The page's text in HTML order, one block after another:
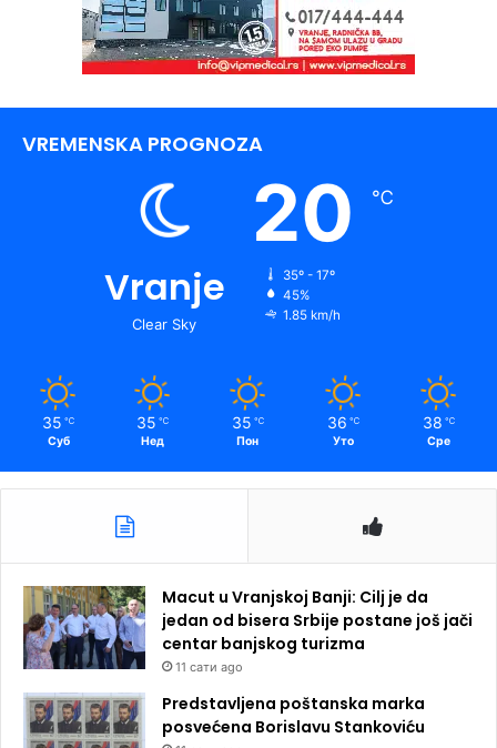
VREMENSKA PROGNOZA
Vranje
Clear Sky
20 ℃
35º - 17º
45%
1.85 km/h
35 ℃
Суб
35 ℃
Нед
35 ℃
Пон
36 ℃
Уто
38 ℃
Сре
Macut u Vranjskoj Banji: Cilj je da
jedan od bisera Srbije postane još jači
centar banjskog turizma
11 сати ago
Predstavljena poštanska marka
posvećena Borislavu Stankoviću